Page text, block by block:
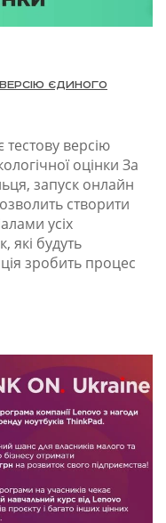
Єдиного
тестову версію
оцінки За
запуск онлайн
створити
усіх
які будуть
зробить процес